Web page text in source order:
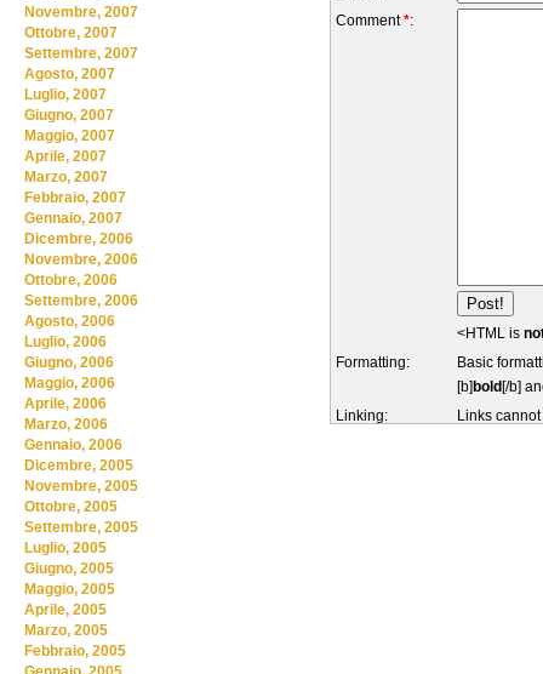
Comment*:
<HTML is
Formatting:
Basic
[b] bold [/b]
Linking:
Links
Novembre, 2007
Ottobre, 2007
Settembre, 2007
Agosto, 2007
Luglio, 2007
Giugno, 2007
Maggio, 2007
Aprile, 2007
Marzo, 2007
Febbraio, 2007
Gennaio, 2007
Dicembre, 2006
Novembre, 2006
Ottobre, 2006
Settembre, 2006
Agosto, 2006
Luglio, 2006
Giugno, 2006
Maggio, 2006
Aprile, 2006
Marzo, 2006
Gennaio, 2006
Dicembre, 2005
Novembre, 2005
Ottobre, 2005
Settembre, 2005
Luglio, 2005
Giugno, 2005
Maggio, 2005
Aprile, 2005
Marzo, 2005
Febbraio, 2005